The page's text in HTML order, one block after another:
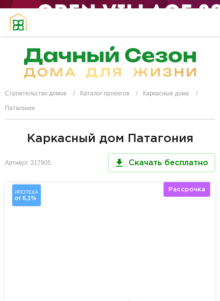
Строительство домов Каталог проектов Каркасные дома
Патагония
Каркасный дом Патагония
Артикул: 317905 Скачать бесплатно
ИПОТЕКА
от 6,1%
Рассрочка